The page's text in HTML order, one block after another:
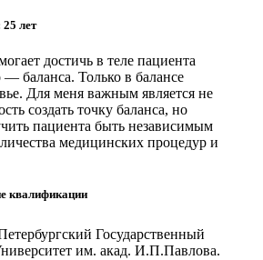
лет
достичь в теле пациента
— баланса. Только в балансе
Для меня важным является не
создать точку баланса, но
пациента быть независимым
медицинских процедур и
квалификации
Государственный
им. акад. И.П.Павлова.